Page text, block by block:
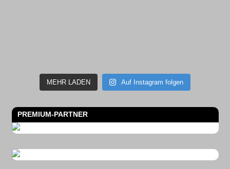
MEHR LADEN Auf Instagram folgen
PREMIUM-PARTNER